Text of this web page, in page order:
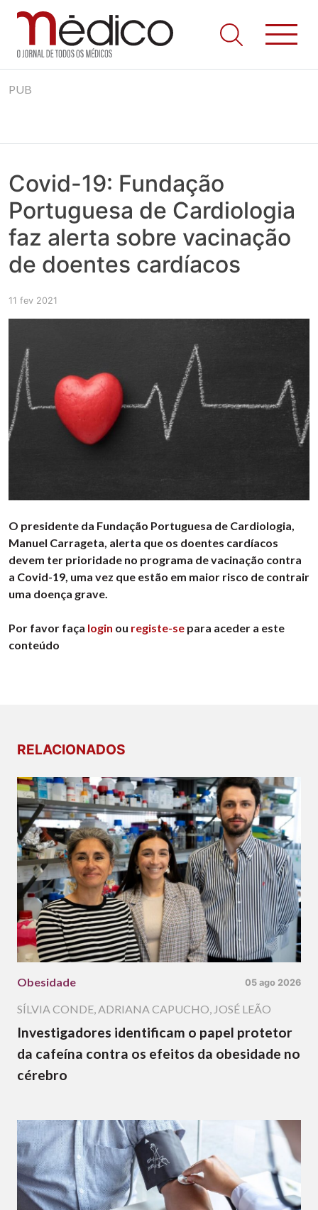
to
Jornal Médico
Médico – O Jornal de Todos os Médicos. Onde as notícias
realmente contam! Tudo o que se passa na Saúde!
PUB
Covid-19: Fundação
Portuguesa de Cardiologia
faz alerta sobre vacinação
de doentes cardíacos
11 fev 2021
O presidente da Fundação Portuguesa de Cardiologia,
Manuel Carrageta, alerta que os doentes cardíacos
devem ter prioridade no programa de vacinação contra
a Covid-19, uma vez que estão em maior risco de contrair
uma doença grave.
Por favor faça login ou registe-se para aceder a este
conteúdo
RELACIONADOS
Obesidade 05 ago 2026
SÍLVIA CONDE,ADRIANA CAPUCHO, JOSÉ LEÃO
Investigadores identificam o papel protetor
da cafeína contra os efeitos da obesidade no
cérebro